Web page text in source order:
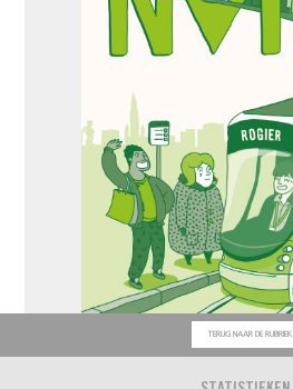
TERUG NAAR DE RUBRIEK